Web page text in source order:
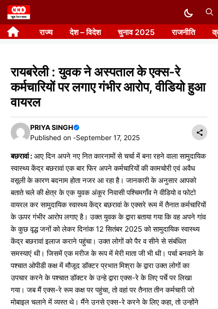
Skip
to
content राज्य देश – विदेश चुनाव 2025 राजनीति
रायबरेली : युवक ने अस्पताल के एक्स-रे
कर्मचारियों पर लगाए गंभीर आरोप, वीडियो हुआ
वायरल
PRIYA SINGH
Published on -September 17, 2025
बछरावां : आए दिन अपने नए नित कारनामों से चर्चा में बना रहने वाला सामुदायिक
स्वास्थ्य केंद्र बछरावां एक बार फिर अपने कर्मचारियों की कामचोरी एवं अवैध
वसूली के कारण बदनाम होता नजर आ रहा है। जानकारी के अनुसार आपको
बताते चले की क्षेत्र के एक युवक अंकुर निवासी पश्चिमगाँव ने वीडियो व फोटो
वायरल कर सामुदायिक स्वास्थ्य केंद्र बछरावां के एक्सरे रूम में तैनात कर्मचारियों
के ऊपर गंभीर आरोप लगाए है। उक्त युवक के द्वारा बताया गया कि वह अपने गांव
के कुछ वृद्ध जनों को लेकर दिनांक 12 सितंबर 2025 को सामुदायिक स्वास्थ्य
केंद्र बछरावां इलाज कराने पहुंचा। उक्त लोगों को पैर व सीने से संबंधित
समस्याएं थी। जिसमें एक मरीज के रूप में मेरी माता जी भी थी। पर्चा बनवाने के
पश्चात ओपीडी कक्ष में मौजूद डॉक्टर प्रभात मिश्रा के द्वारा उक्त लोगों का
उपचार करने के पश्चात डॉक्टर के उन्हे द्वारा एक्स-रे के लिए पर्चे पर लिखा
गया। जब मैं एक्स-रे रूम कक्ष पर पहुंचा, तो वहां पर तैनात तीन कर्मचारी जो
मोबाइल चलाने में व्यस्त थे। मैंने उनसे एक्स-रे करने के लिए कहा, तो उन्होंने